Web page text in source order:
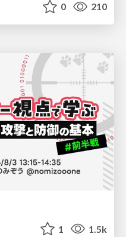
0 210
1 1.5k